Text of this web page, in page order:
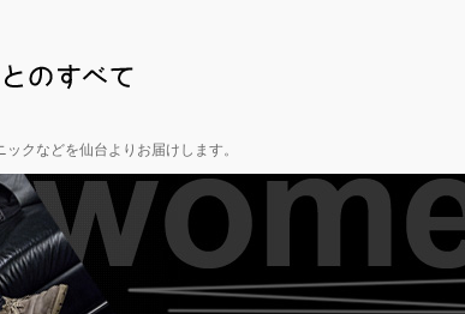
クなどを仙台よりお届けします。